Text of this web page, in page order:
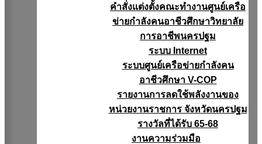
คำสั่งแต่งตั้งคณะทำงานศูนย์เครือ
ข่ายกำลังคนอาชีวศึกษาวิทยาลัย
การอาชีพนครปฐม
ระบบ Internet
ระบบศูนย์เครือข่ายกำลังคน
อาชีวศึกษา V-COP
รายงานการลดใช้พลังงานของ
หน่วยงานราชการ จังหวัดนครปฐม
รางวัลที่ได้รับ 65-68
งานความร่วมมือ